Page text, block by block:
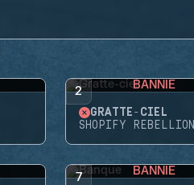
2 BANNIE
GRATTE-CIEL
SHOPIFY REBELLION
7 BANNIE